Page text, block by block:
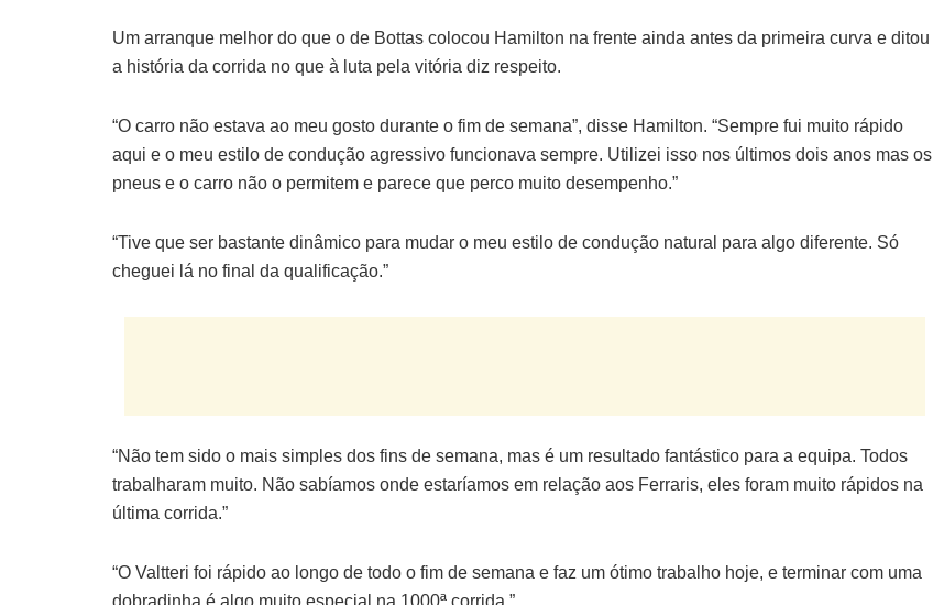
Um arranque melhor do que o de Bottas colocou Hamilton na frente ainda antes da primeira curva e ditou
a história da corrida no que à luta pela vitória diz respeito.
“O carro não estava ao meu gosto durante o fim de semana”, disse Hamilton. “Sempre fui muito rápido
aqui e o meu estilo de condução agressivo funcionava sempre. Utilizei isso nos últimos dois anos mas os
pneus e o carro não o permitem e parece que perco muito desempenho.”
“Tive que ser bastante dinâmico para mudar o meu estilo de condução natural para algo diferente. Só
cheguei lá no final da qualificação.”
“Não tem sido o mais simples dos fins de semana, mas é um resultado fantástico para a equipa. Todos
trabalharam muito. Não sabíamos onde estaríamos em relação aos Ferraris, eles foram muito rápidos na
última corrida.”
“O Valtteri foi rápido ao longo de todo o fim de semana e faz um ótimo trabalho hoje, e terminar com uma